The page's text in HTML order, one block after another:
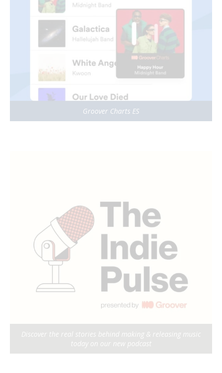
Groover Charts ES
Discover the real stories behind making & releasing music
today on our new podcast